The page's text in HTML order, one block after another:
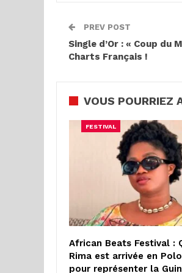
PREV POST
Single d’Or : « Coup du
Charts Français !
VOUS POURRIEZ
FESTIVAL
African Beats Festival :
Rima est arrivée en
pour représenter la